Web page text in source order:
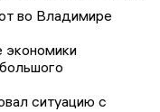
во Владимире
экономики
ситуацию с